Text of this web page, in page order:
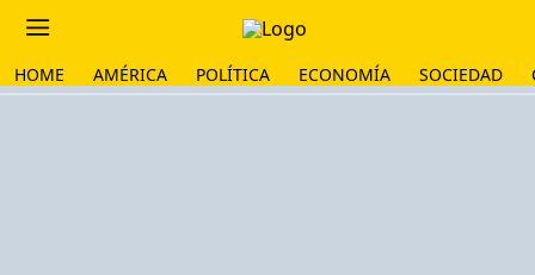
HOME AMÉRICA POLÍTICA ECONOMÍA SOCIEDAD